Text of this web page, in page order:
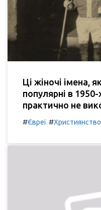
Ці жіночі імена,
популярні в
практично не
#Євреї #Християнство